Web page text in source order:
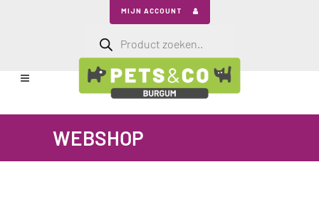
zoeken
MIJN ACCOUNT
WEBSHOP